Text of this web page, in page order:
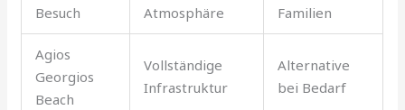
Besuch
Atmosphäre
Familien
Agios
Georgios
Beach
Vollständige
Infrastruktur
Alternative
bei Bedarf